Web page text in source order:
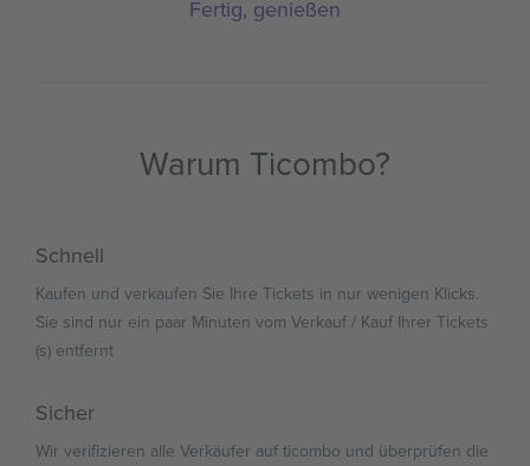
Fertig, genießen
Warum Ticombo?
Schnell
Kaufen und verkaufen Sie Ihre Tickets in nur wenigen Klicks.
Sie sind nur ein paar Minuten vom Verkauf / Kauf Ihrer Tickets
(s) entfernt
Sicher
Wir verifizieren alle Verkäufer auf ticombo und überprüfen die